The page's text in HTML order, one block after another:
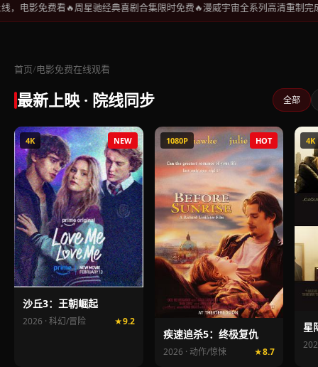
免费看 周星驰经典喜剧合集限时免费 漫威宇宙全系列高清重制完成
首页/电影免费在线观看
最新上映 · 院线同步 全部
NEW
4K
沙丘3：王朝崛起
2026 · 科幻/冒险 9.2
HOT
1080P
疾速追杀5：终极复仇
2026 · 动作/惊悚 8.7
4K
星